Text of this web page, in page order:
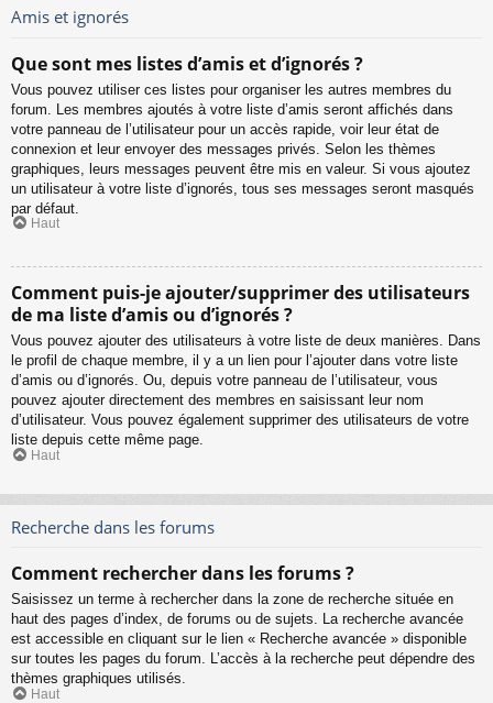
Amis et ignorés
Que sont mes listes d’amis et d’ignorés ?
Vous pouvez utiliser ces listes pour organiser les autres membres du
forum. Les membres ajoutés à votre liste d’amis seront affichés dans
votre panneau de l’utilisateur pour un accès rapide, voir leur état de
connexion et leur envoyer des messages privés. Selon les thèmes
graphiques, leurs messages peuvent être mis en valeur. Si vous ajoutez
un utilisateur à votre liste d’ignorés, tous ses messages seront masqués
par défaut.
Haut
Comment puis-je ajouter/supprimer des utilisateurs
de ma liste d’amis ou d’ignorés ?
Vous pouvez ajouter des utilisateurs à votre liste de deux manières. Dans
le profil de chaque membre, il y a un lien pour l’ajouter dans votre liste
d’amis ou d’ignorés. Ou, depuis votre panneau de l’utilisateur, vous
pouvez ajouter directement des membres en saisissant leur nom
d’utilisateur. Vous pouvez également supprimer des utilisateurs de votre
liste depuis cette même page.
Haut
Recherche dans les forums
Comment rechercher dans les forums ?
Saisissez un terme à rechercher dans la zone de recherche située en
haut des pages d’index, de forums ou de sujets. La recherche avancée
est accessible en cliquant sur le lien « Recherche avancée » disponible
sur toutes les pages du forum. L’accès à la recherche peut dépendre des
thèmes graphiques utilisés.
Haut